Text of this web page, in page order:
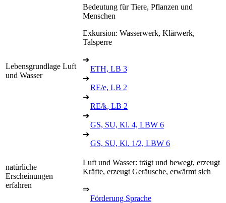
Lebensgrundlage Luft
und Wasser
Bedeutung für Tiere, Pflanzen und
Menschen
Exkursion: Wasserwerk, Klärwerk,
Talsperre
➔
ETH, LB 3
➔
RE/e, LB 2
➔
RE/k, LB 2
➔
GS, SU, Kl. 4, LBW 6
➔
GS, SU, Kl. 1/2, LBW 6
natürliche
Erscheinungen
erfahren
Luft und Wasser: trägt und bewegt, erzeugt
Kräfte, erzeugt Geräusche, erwärmt sich
⇒
Förderung Sprache